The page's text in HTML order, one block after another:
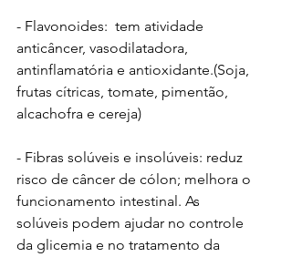
- Flavonoides:  tem atividade
anticâncer, vasodilatadora,
antinflamatória e antioxidante.(Soja,
frutas cítricas, tomate, pimentão,
alcachofra e cereja)
- Fibras solúveis e insolúveis: reduz
risco de câncer de cólon; melhora o
funcionamento intestinal. As
solúveis podem ajudar no controle
da glicemia e no tratamento da